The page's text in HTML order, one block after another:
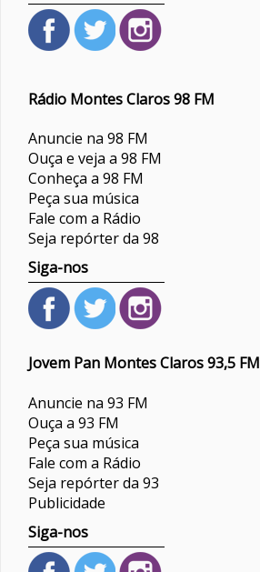
Rádio Montes Claros 98 FM
Anuncie na 98 FM
Ouça e veja a 98 FM
Conheça a 98 FM
Peça sua música
Fale com a Rádio
Seja repórter da 98
Siga-nos
Jovem Pan Montes Claros 93,5 FM
Anuncie na 93 FM
Ouça a 93 FM
Peça sua música
Fale com a Rádio
Seja repórter da 93
Publicidade
Siga-nos